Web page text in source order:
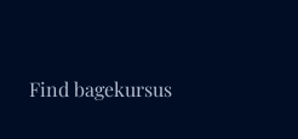
Find bagekursus